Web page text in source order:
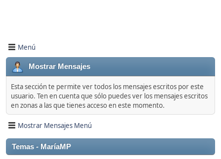
Menú
Mostrar Mensajes
Esta sección te permite ver todos los mensajes escritos por este
usuario. Ten en cuenta que sólo puedes ver los mensajes escritos
en zonas a las que tienes acceso en este momento.
Mostrar Mensajes Menú
Temas - MaríaMP